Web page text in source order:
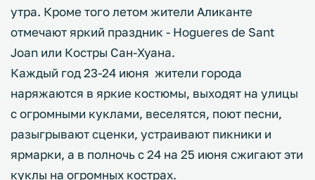
утра. Кроме того летом жители Аликанте
отмечают яркий праздник - Hogueres de Sant
Joan или Костры Сан-Хуана.
Каждый год 23-24 июня жители города
наряжаются в яркие костюмы, выходят на улицы
с огромными куклами, веселятся, поют песни,
разыгрывают сценки, устраивают пикники и
ярмарки, а в полночь с 24 на 25 июня сжигают эти
куклы на огромных кострах.